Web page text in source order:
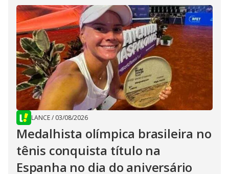
LANCE/ 03/08/2026
Medalhista olímpica brasileira no
tênis conquista título na
Espanha no dia do aniversário